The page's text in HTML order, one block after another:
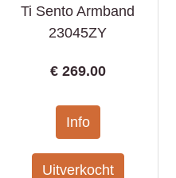
Ti Sento Armband
23045ZY
€ 269.00